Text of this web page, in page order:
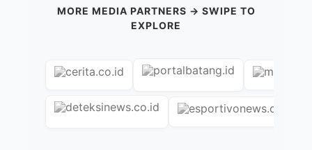
MORE MEDIA PARTNERS → SWIPE TO
EXPLORE